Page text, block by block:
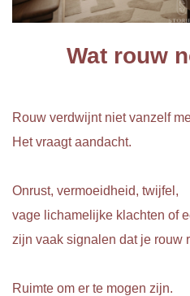
Wat rouw
Rouw verdwijnt niet vanzelf
Het vraagt aandacht.
Onrust, vermoeidheid, twijfel,
vage lichamelijke klachten of
zijn vaak signalen dat je rouw
Ruimte om er te mogen zijn.